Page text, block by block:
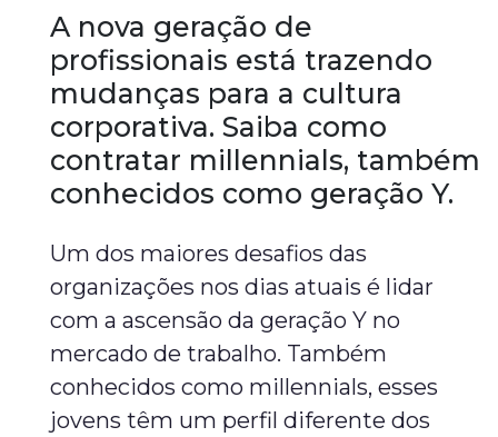
A nova geração de
profissionais está trazendo
mudanças para a cultura
corporativa. Saiba como
contratar millennials, também
conhecidos como geração Y.
Um dos maiores desafios das
organizações nos dias atuais é lidar
com a ascensão da geração Y no
mercado de trabalho. Também
conhecidos como millennials, esses
jovens têm um perfil diferente dos